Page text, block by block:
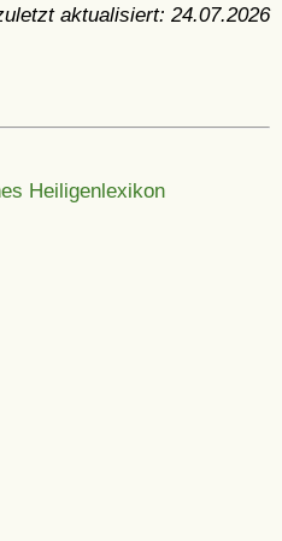
aktualisiert: 24.07.2026
Heiligenlexikon